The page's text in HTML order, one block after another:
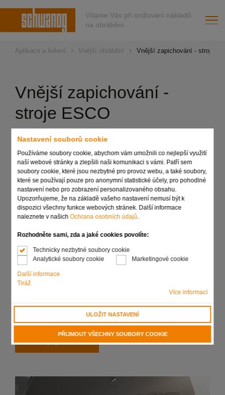
Nastavení souborů cookie
Používáme soubory cookie, abychom vám umožnili co nejlepší využití
naší webové stránky a zlepšili naši komunikaci s vámi. Patří sem
soubory cookie, které jsou nezbytné pro provoz webu, a také soubory,
které se používají pouze pro anonymní statistické účely, pro pohodlné
nastavení nebo pro zobrazení personalizovaného obsahu.
Upozorňujeme, že na základě vašeho nastavení nemusí být k
dispozici všechny funkce webových stránek. Další informace
naleznete v našichOchrana osobních údajů.
Rozhodněte sami, zda a jaké cookies povolíte:
Technicky nezbytné soubory cookie
Analytické soubory cookie
Marketingové cookie
Další informace
Tiráž
Více informací
ULOŽIT NASTAVENÍ
PŘIJMOUT VŠECHNY SOUBORY COOKIE
Vítáme Vás při snižování nákladů
na obrábění.
Aplikace a řešení Vnější obrábění Vnější zapichování - stroje
Vnější zapichování -
stroje ESCO
Přehled technických údajů:
Kromě nástrojů nabízíme vhodné držáky pro všechny
typy strojů, od vačkou řízených strojů D2, D4, D5 a D6
až po nové stroje D2/D5 CNC a NM New Mach.
Hlava musí být částečně přestavěna na šestihrannou
hřídel – přestavba je však technicky jednoduchá
a nevyžaduje velké úsilí.
Čím houževnatější je obráběný materiál, tím vyšší je
Výhoda vyšší životnosti ve srovnání s běžnými
soustružnickými nástroji
Cenově výhodné řešení
Při výměně nástroje není zapotřebí nové seřizování!
Zaslat poptávku